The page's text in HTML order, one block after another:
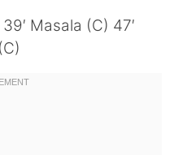
Masala (C) 47′